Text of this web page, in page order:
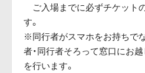
ご入場までに必ずチケット
す。
※同行者がスマホをお持ちで
者・同行者そろって窓口にお
を行います。